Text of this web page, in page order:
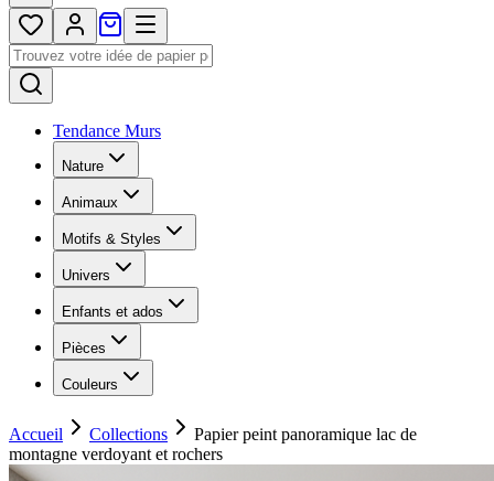
Tendance Murs
Nature
Animaux
Motifs & Styles
Univers
Enfants et ados
Pièces
Couleurs
Accueil Collections
Papier peint panoramique lac de
montagne verdoyant et rochers